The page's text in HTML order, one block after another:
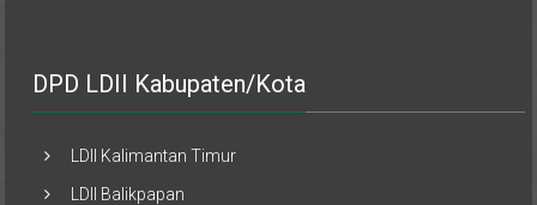
DPD LDII Kabupaten/Kota
LDII Kalimantan Timur
LDII Balikpapan